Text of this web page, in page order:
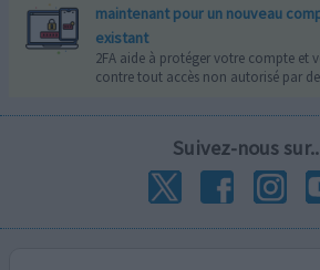
maintenant pour un nouveau
existant
2FA aide à protéger votre compte et
contre tout accès non autorisé par
Suivez-nous